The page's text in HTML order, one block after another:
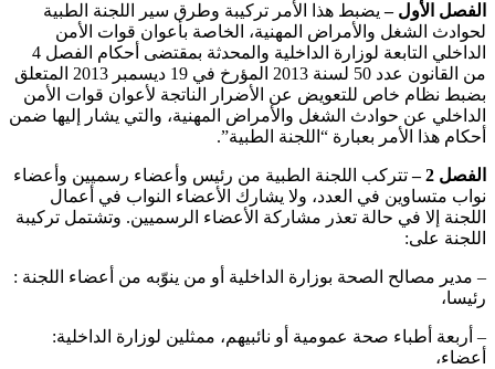
الفصل الأول –يضبط هذا الأمر تركيبة وطرق سير اللجنة الطبية
لحوادث الشغل والأمراض المهنية، الخاصة بأعوان قوات الأمن
الداخلي التابعة لوزارة الداخلية والمحدثة بمقتضى أحكام الفصل 4
من القانون عدد 50 لسنة 2013 المؤرخ في 19 ديسمبر 2013 المتعلق
بضبط نظام خاص للتعويض عن الأضرار الناتجة لأعوان قوات الأمن
الداخلي عن حوادث الشغل والأمراض المهنية، والتي يشار إليها ضمن
أحكام هذا الأمر بعبارة “اللجنة الطبية”.
الفصل 2 –
تتركب اللجنة الطبية من رئيس وأعضاء رسميين وأعضاء
نواب متساوين في العدد، ولا يشارك الأعضاء النواب في أعمال
اللجنة إلا في حالة تعذر مشاركة الأعضاء الرسميين. وتشتمل تركيبة
اللجنة على:
– مدير مصالح الصحة بوزارة الداخلية أو من ينوّبه من أعضاء اللجنة :
رئيسا،
– أربعة أطباء صحة عمومية أو نائبيهم، ممثلين لوزارة الداخلية:
أعضاء،